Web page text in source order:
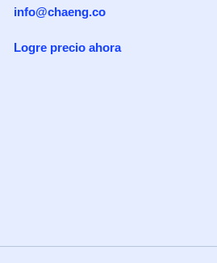
info@chaeng.co
Logre precio ahora